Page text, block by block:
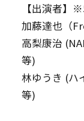
【出演者】
加藤達也（
高梨康治
等)
林ゆうき (ハ
等)